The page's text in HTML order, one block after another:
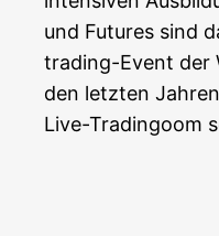
und Futures sind
tra­ding-Event der
den letz­ten
Live-Tra­din­goom